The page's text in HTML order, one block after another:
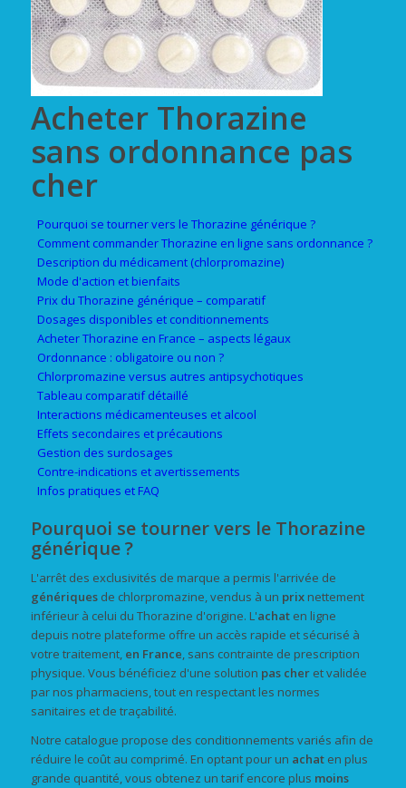
Acheter Thorazine
sans ordonnance pas
cher
Pourquoi se tourner vers le Thorazine générique ?
Comment commander Thorazine en ligne sans ordonnance ?
Description du médicament (chlorpromazine)
Mode d'action et bienfaits
Prix du Thorazine générique – comparatif
Dosages disponibles et conditionnements
Acheter Thorazine en France – aspects légaux
Ordonnance : obligatoire ou non ?
Chlorpromazine versus autres antipsychotiques
Tableau comparatif détaillé
Interactions médicamenteuses et alcool
Effets secondaires et précautions
Gestion des surdosages
Contre-indications et avertissements
Infos pratiques et FAQ
Pourquoi se tourner vers le Thorazine
générique ?
L'arrêt des exclusivités de marque a permis l'arrivée de
génériquesde chlorpromazine, vendus à un prixnettement
inférieur à celui du Thorazine d'origine. L'achaten ligne
depuis notre plateforme offre un accès rapide et sécurisé à
votre traitement, en France, sans contrainte de prescription
physique. Vous bénéficiez d'une solution pas cheret validée
par nos pharmaciens, tout en respectant les normes
sanitaires et de traçabilité.
Notre catalogue propose des conditionnements variés afin de
réduire le coût au comprimé. En optant pour un achaten plus
grande quantité, vous obtenez un tarif encore plus moins